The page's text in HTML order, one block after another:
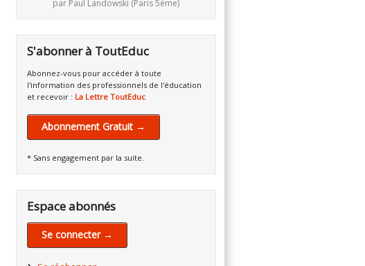
par Paul Landowski (Paris 5ème)
S'abonner à ToutEduc
Abonnez-vous pour accéder à toute
l'information des professionnels de l'éducation
et recevoir : La Lettre ToutEduc
Abonnement Gratuit →
* Sans engagement par la suite.
Espace abonnés
Se connecter →